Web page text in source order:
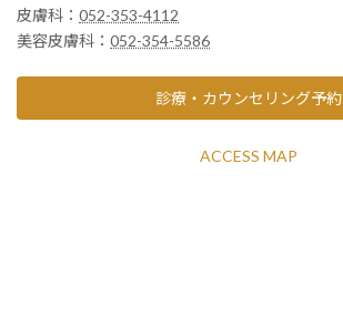
皮膚科： 052-353-4112
美容皮膚科： 052-354-5586
診療・カウンセリング予約
ACCESS MAP